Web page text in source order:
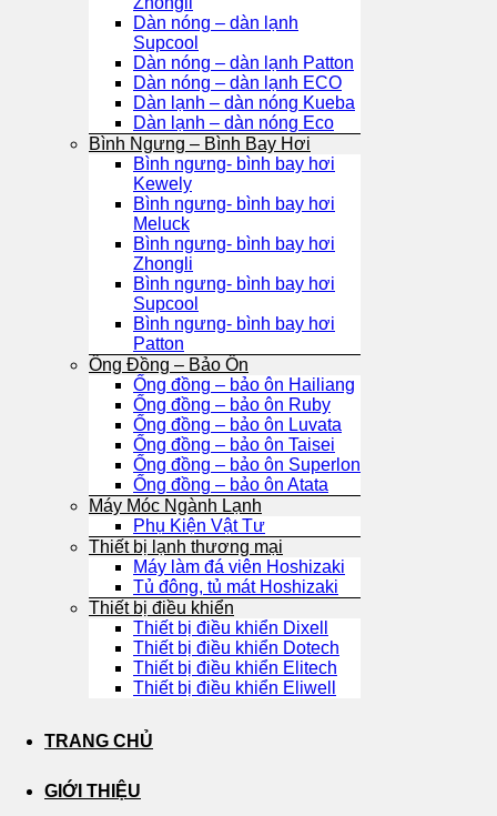
Dàn nóng – dàn lạnh
Supcool
Dàn nóng – dàn lạnh Patton
Dàn nóng – dàn lạnh ECO
Dàn lạnh – dàn nóng Kueba
Dàn lạnh – dàn nóng Eco
Bình Ngưng – Bình Bay Hơi
Bình ngưng- bình bay hơi
Kewely
Bình ngưng- bình bay hơi
Meluck
Bình ngưng- bình bay hơi
Zhongli
Bình ngưng- bình bay hơi
Supcool
Bình ngưng- bình bay hơi
Patton
Ống Đồng – Bảo Ôn
Ống đồng – bảo ôn Hailiang
Ống đồng – bảo ôn Ruby
Ống đồng – bảo ôn Luvata
Ống đồng – bảo ôn Taisei
Ống đồng – bảo ôn Superlon
Ống đồng – bảo ôn Atata
Máy Móc Ngành Lạnh
Phụ Kiện Vật Tư
Thiết bị lạnh thương mại
Máy làm đá viên Hoshizaki
Tủ đông, tủ mát Hoshizaki
Thiết bị điều khiển
Thiết bị điều khiển Dixell
Thiết bị điều khiển Dotech
Thiết bị điều khiển Elitech
Thiết bị điều khiển Eliwell
TRANG CHỦ
GIỚI THIỆU